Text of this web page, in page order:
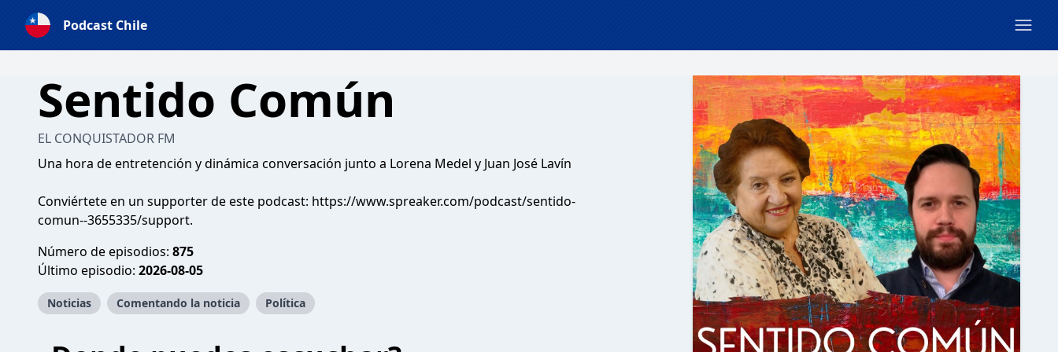
Podcast Chile
Sentido Común
EL CONQUISTADOR FM
Una hora de entretención y dinámica conversación junto a Lorena Medel y Juan José Lavín
Conviértete en un supporter de este podcast: https://www.spreaker.com/podcast/sentido-
comun--3655335/support.
Número de episodios: 875
Último episodio: 2026-08-05
Noticias Comentando la noticia Política